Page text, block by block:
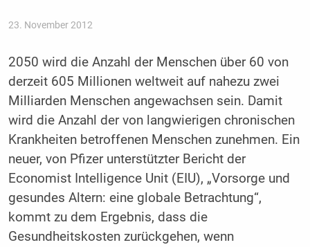
23. November 2012
2050 wird die Anzahl der Menschen über 60 von
derzeit 605 Millionen weltweit auf nahezu zwei
Milliarden Menschen angewachsen sein. Damit
wird die Anzahl der von langwierigen chronischen
Krankheiten betroffenen Menschen zunehmen. Ein
neuer, von Pfizer unterstützter Bericht der
Economist Intelligence Unit (EIU), „Vorsorge und
gesundes Altern: eine globale Betrachtung“,
kommt zu dem Ergebnis, dass die
Gesundheitskosten zurückgehen, wenn